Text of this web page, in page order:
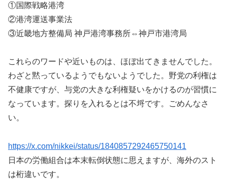
①国際戦略港湾
②港湾運送事業法
③近畿地方整備局 神戸港湾事務所⇔神戸市港湾局
これらのワードや近いものは、ほぼ出てきませんでした。
わざと黙っているようでもないようでした。野党の利権は
不健康ですが、与党の大きな利権疑いをかけるのが習慣に
なっています。探りを入れるとは不埒です。ごめんなさ
い。
https://x.com/nikkei/status/1840857292465750141
日本の労働組合は本末転倒状態に思えますが、海外のスト
は桁違いです。